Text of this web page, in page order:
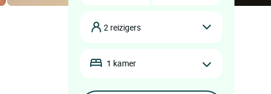
2 reizigers
1 kamer